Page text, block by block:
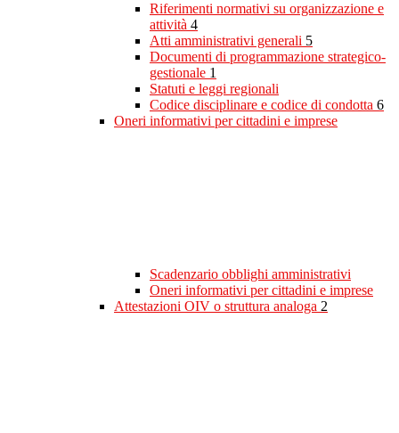
Riferimenti normativi su organizzazione e
attività 4
Atti amministrativi generali 5
Documenti di programmazione strategico-
gestionale 1
Statuti e leggi regionali
Codice disciplinare e codice di condotta 6
Oneri informativi per cittadini e imprese
Scadenzario obblighi amministrativi
Oneri informativi per cittadini e imprese
Attestazioni OIV o struttura analoga 2